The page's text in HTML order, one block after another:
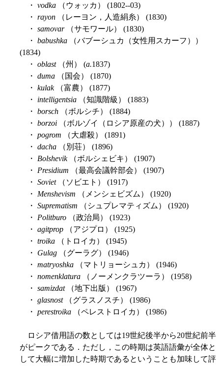
・ vodka （ウォッカ） (1802--03)
・ rayon （レーヨン，人造絹糸） (1830)
・ samovar（サモワール） (1830)
・ babushka （バブーシュカ（女性用スカーフ））
(1834)
・ oblast（州） (a.1837)
・ duma （国会） (1870)
・ kulak（富農） (1877)
・ intelligentsia （知識階級） (1883)
・ borsch （ボルシチ） (1884)
・ borzoi （ボルゾイ（ロシア原産の犬）） (1887)
・ pogrom （大虐殺） (1891)
・ dacha （別荘） (1896)
・ Bolshevik（ボルシェビキ） (1907)
・ Presidium （最高会議幹部会） (1907)
・ Soviet（ソビエト） (1917)
・ Menshevism （メンシェビズム） (1920)
・ Suprematism （シュプレマティズム） (1920)
・ Politburo （政治局） (1923)
・ agitprop （アジプロ） (1925)
・ troika （トロイカ） (1945)
・ Gulag （グーラグ） (1946)
・ matryoshka （マトリョーシュカ） (1946)
・ nomenklatura （ノーメンクラツーラ） (1958)
・ samizdat（地下出版） (1967)
・ glasnost（グラスノスチ） (1986)
・ perestroika （ペレストロイカ） (1986)
ロシア借用語の数としては19世紀後半から20世紀前半
がピークである．ただし，この時期は英語語彙が全体と
して大幅に増加した時期であるということも加味して評